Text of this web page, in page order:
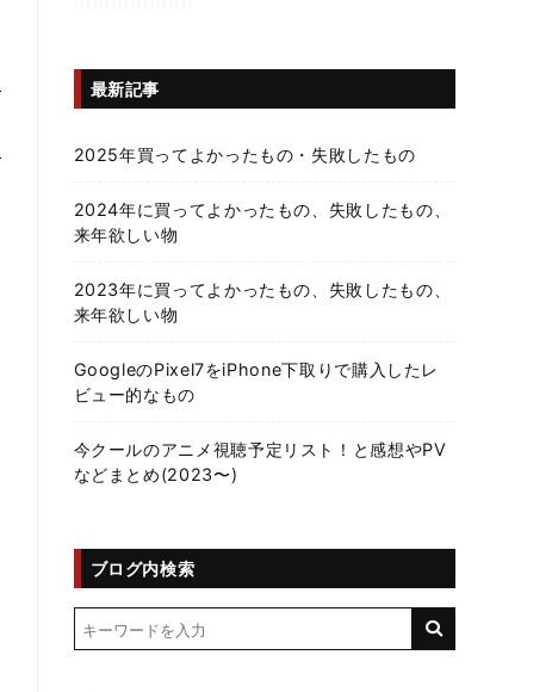
最新記事
2025年買ってよかったもの・失敗したもの
2024年に買ってよかったもの、失敗したもの、
来年欲しい物
2023年に買ってよかったもの、失敗したもの、
来年欲しい物
GoogleのPixel7をiPhone下取りで購入したレ
ビュー的なもの
今クールのアニメ視聴予定リスト！と感想やPV
などまとめ(2023〜)
ブログ内検索